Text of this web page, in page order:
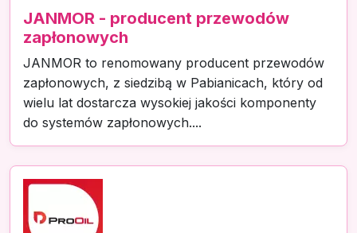
JANMOR - producent przewodów
zapłonowych
JANMOR to renomowany producent przewodów
zapłonowych, z siedzibą w Pabianicach, który od
wielu lat dostarcza wysokiej jakości komponenty
do systemów zapłonowych....